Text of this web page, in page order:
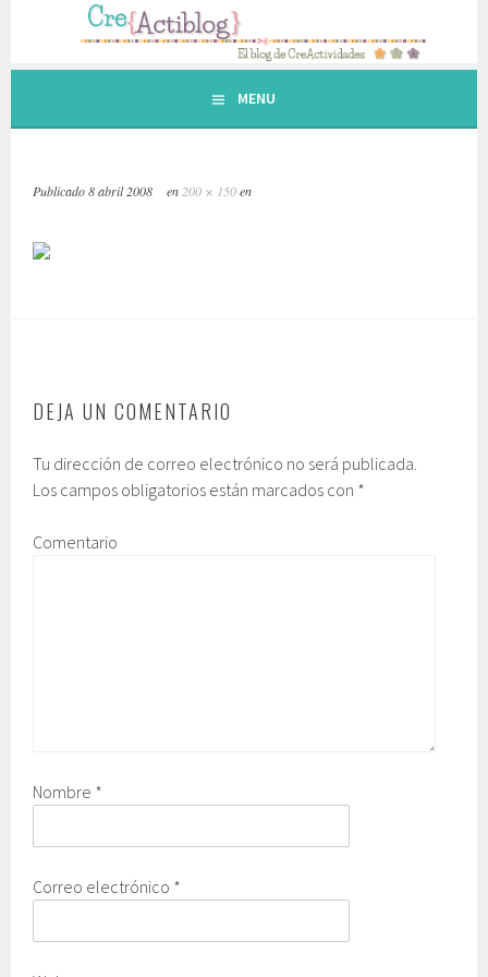
contenido.
MENU
Publicado8 abril 2008 en 200 × 150en
DEJA UN COMENTARIO
Tu dirección de correo electrónico no será publicada.
Los campos obligatorios están marcados con *
Comentario
Nombre *
Correo electrónico *